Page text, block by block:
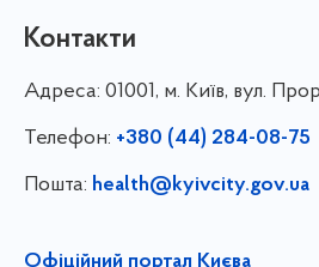
Контакти
Адреса: 01001, м. Київ, вул.
Телефон: +380 (44) 284-08-75
Пошта: health@kyivcity.gov.ua
Офіційний портал Києва